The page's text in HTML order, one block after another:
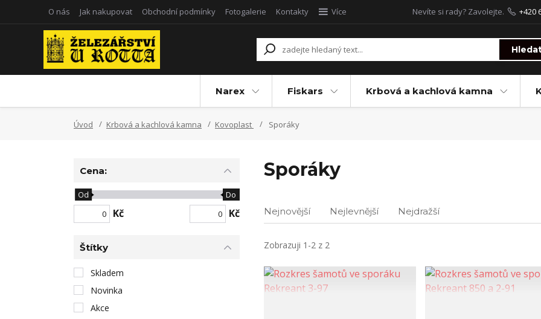
O nás Jak nakupovat Obchodní podmínky Fotogalerie Kontakty Více Nevíte si rady? Zavolejte. +420
Narex Fiskars Krbová a kachlová kamna
Úvod Krbová a kachlová kamna Kovoplast Sporáky
Sporáky
Nejnovější Nejlevnější Nejdražší
Zobrazuji 1-2 z 2
Cena:
Kč
Od Do
Kč
Štítky
Skladem
Novinka
Akce